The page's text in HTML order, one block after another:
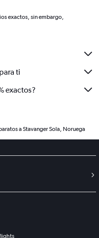
exactos, sin embargo,
ti
exactos?
a Stavanger Sola, Noruega